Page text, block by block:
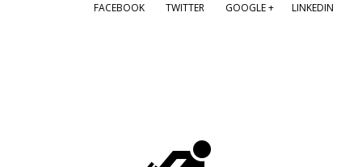
FACEBOOK TWITTER GOOGLE + LINKEDIN